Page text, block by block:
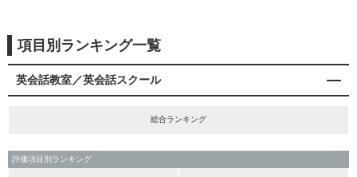
項目別ランキング一覧
英会話教室／英会話スクール
総合ランキング
評価項目別ランキング